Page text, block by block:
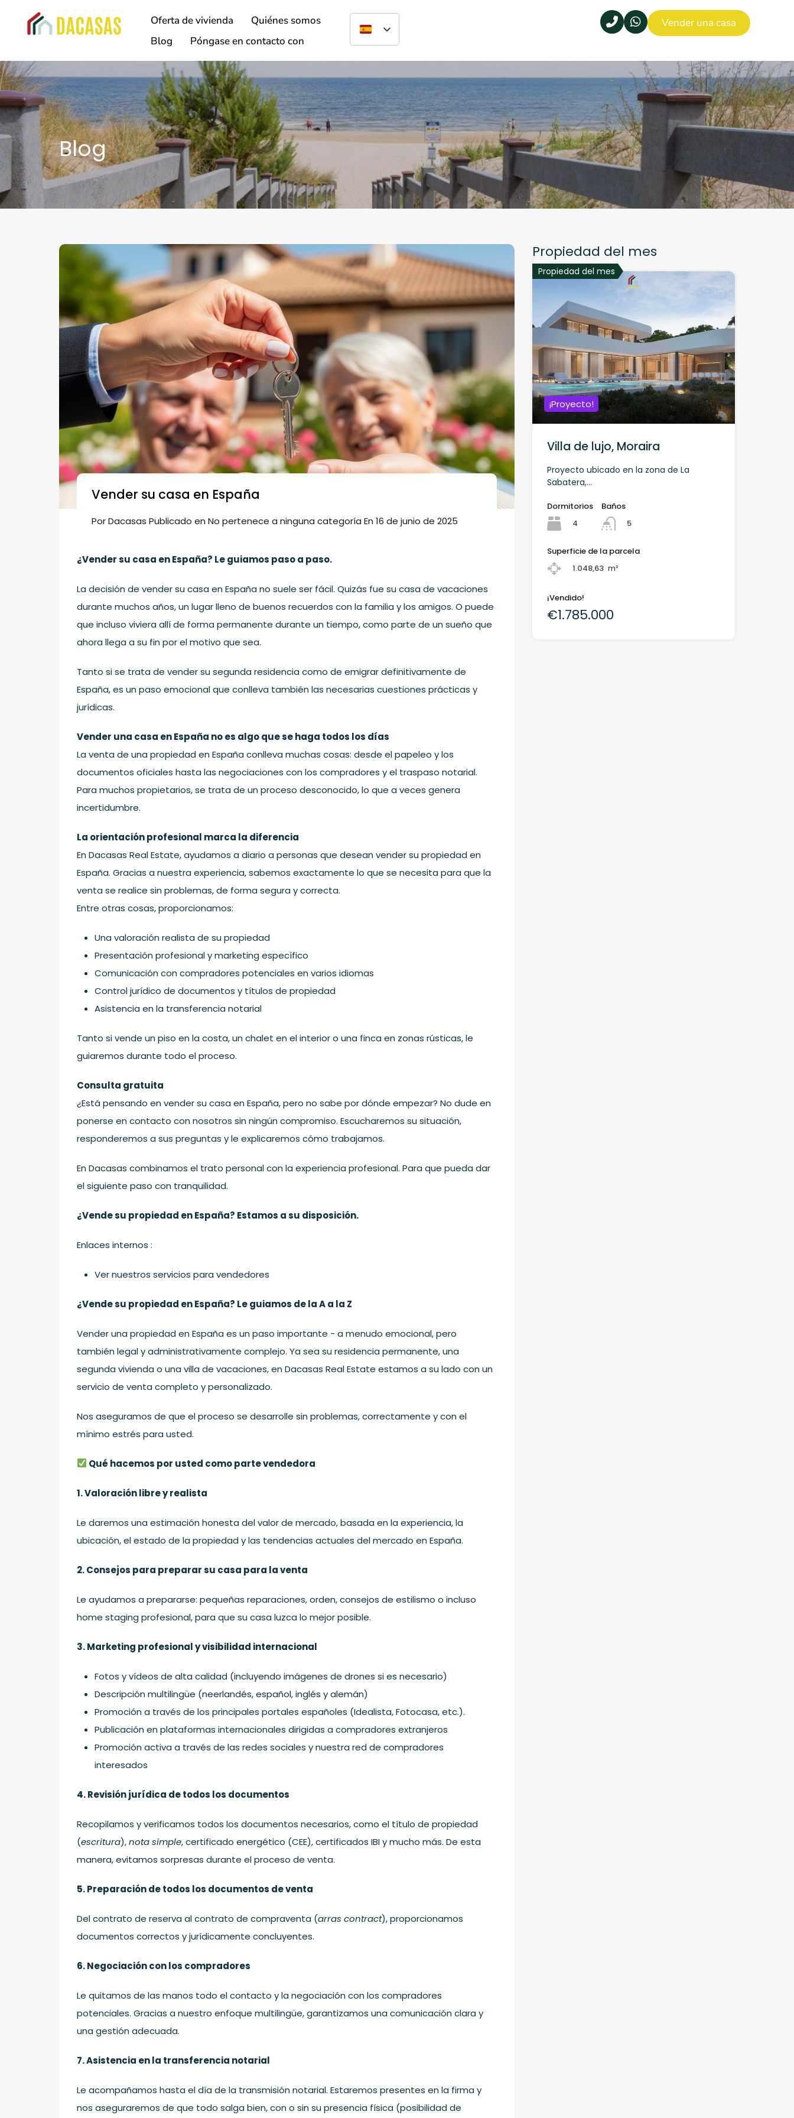
Oferta de vivienda
Quiénes somos
Blog
Póngase en contacto con
Vender una casa
Blog
Vender su casa en España
PorDacasas Publicado en No pertenece a ninguna categoría En 16 de junio de 2025
¿Vender su casa en España? Le guiamos paso a paso.
La decisión de vender su casa en España no suele ser fácil. Quizás fue su casa de vacaciones
durante muchos años, un lugar lleno de buenos recuerdos con la familia y los amigos. O puede
que incluso viviera allí de forma permanente durante un tiempo, como parte de un sueño que
ahora llega a su fin por el motivo que sea.
Tanto si se trata de vender su segunda residencia como de emigrar definitivamente de
España, es un paso emocional que conlleva también las necesarias cuestiones prácticas y
jurídicas.
Vender una casa en España no es algo que se haga todos los días
La venta de una propiedad en España conlleva muchas cosas: desde el papeleo y los
documentos oficiales hasta las negociaciones con los compradores y el traspaso notarial.
Para muchos propietarios, se trata de un proceso desconocido, lo que a veces genera
incertidumbre.
La orientación profesional marca la diferencia
En Dacasas Real Estate, ayudamos a diario a personas que desean vender su propiedad en
España. Gracias a nuestra experiencia, sabemos exactamente lo que se necesita para que la
venta se realice sin problemas, de forma segura y correcta.
Entre otras cosas, proporcionamos:
Una valoración realista de su propiedad
Presentación profesional y marketing específico
Comunicación con compradores potenciales en varios idiomas
Control jurídico de documentos y títulos de propiedad
Asistencia en la transferencia notarial
Tanto si vende un piso en la costa, un chalet en el interior o una finca en zonas rústicas, le
guiaremos durante todo el proceso.
Consulta gratuita
¿Está pensando en vender su casa en España, pero no sabe por dónde empezar? No dude en
ponerse en contacto con nosotros sin ningún compromiso. Escucharemos su situación,
responderemos a sus preguntas y le explicaremos cómo trabajamos.
En Dacasas combinamos el trato personal con la experiencia profesional. Para que pueda dar
el siguiente paso con tranquilidad.
¿Vende su propiedad en España? Estamos a su disposición.
Enlaces internos :
Ver nuestros servicios para vendedores
¿Vende su propiedad en España? Le guiamos de la A a la Z
Vender una propiedad en España es un paso importante - a menudo emocional, pero
también legal y administrativamente complejo. Ya sea su residencia permanente, una
segunda vivienda o una villa de vacaciones, en Dacasas Real Estate estamos a su lado con un
servicio de venta completo y personalizado.
Nos aseguramos de que el proceso se desarrolle sin problemas, correctamente y con el
mínimo estrés para usted.
Qué hacemos por usted como parte vendedora
1. Valoración libre y realista
Le daremos una estimación honesta del valor de mercado, basada en la experiencia, la
ubicación, el estado de la propiedad y las tendencias actuales del mercado en España.
2. Consejos para preparar su casa para la venta
Le ayudamos a prepararse: pequeñas reparaciones, orden, consejos de estilismo o incluso
home staging profesional, para que su casa luzca lo mejor posible.
3. Marketing profesional y visibilidad internacional
Fotos y vídeos de alta calidad (incluyendo imágenes de drones si es necesario)
Descripción multilingüe (neerlandés, español, inglés y alemán)
Promoción a través de los principales portales españoles (Idealista, Fotocasa, etc.).
Publicación en plataformas internacionales dirigidas a compradores extranjeros
Promoción activa a través de las redes sociales y nuestra red de compradores
interesados
4. Revisión jurídica de todos los documentos
Recopilamos y verificamos todos los documentos necesarios, como el título de propiedad
(escritura),nota simple, certificado energético (CEE), certificados IBI y mucho más. De esta
manera, evitamos sorpresas durante el proceso de venta.
5. Preparación de todos los documentos de venta
Del contrato de reserva al contrato de compraventa (arras contract), proporcionamos
documentos correctos y jurídicamente concluyentes.
6. Negociación con los compradores
Le quitamos de las manos todo el contacto y la negociación con los compradores
potenciales. Gracias a nuestro enfoque multilingüe, garantizamos una comunicación clara y
una gestión adecuada.
7. Asistencia en la transferencia notarial
Le acompañamos hasta el día de la transmisión notarial. Estaremos presentes en la firma y
nos aseguraremos de que todo salga bien, con o sin su presencia física (posibilidad de
Propiedad del mes
Propiedad del mes
¡Proyecto!
Villa de lujo, Moraira
Proyecto ubicado en la zona de La
Sabatera,...
Dormitorios
4
Baños
5
Superficie de la parcela
1.048,63 m²
¡Vendido!
€1.785.000